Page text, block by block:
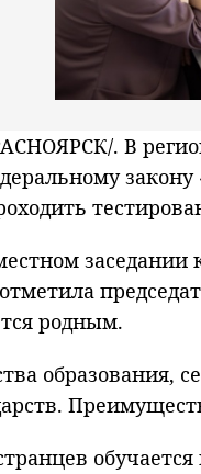
. В
родным.
образования,